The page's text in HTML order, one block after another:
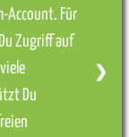
Account. Für
Zugriff auf
Du
❯